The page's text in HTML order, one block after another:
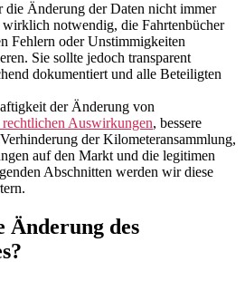
die Änderung der Daten nicht immer
notwendig, die Fahrtenbücher
Fehlern oder Unstimmigkeiten
Sie sollte jedoch transparent
dokumentiert und alle Beteiligten
der Änderung von
Auswirkungen, bessere
der Kilometeransammlung,
auf den Markt und die legitimen
Abschnitten werden wir diese
Änderung des